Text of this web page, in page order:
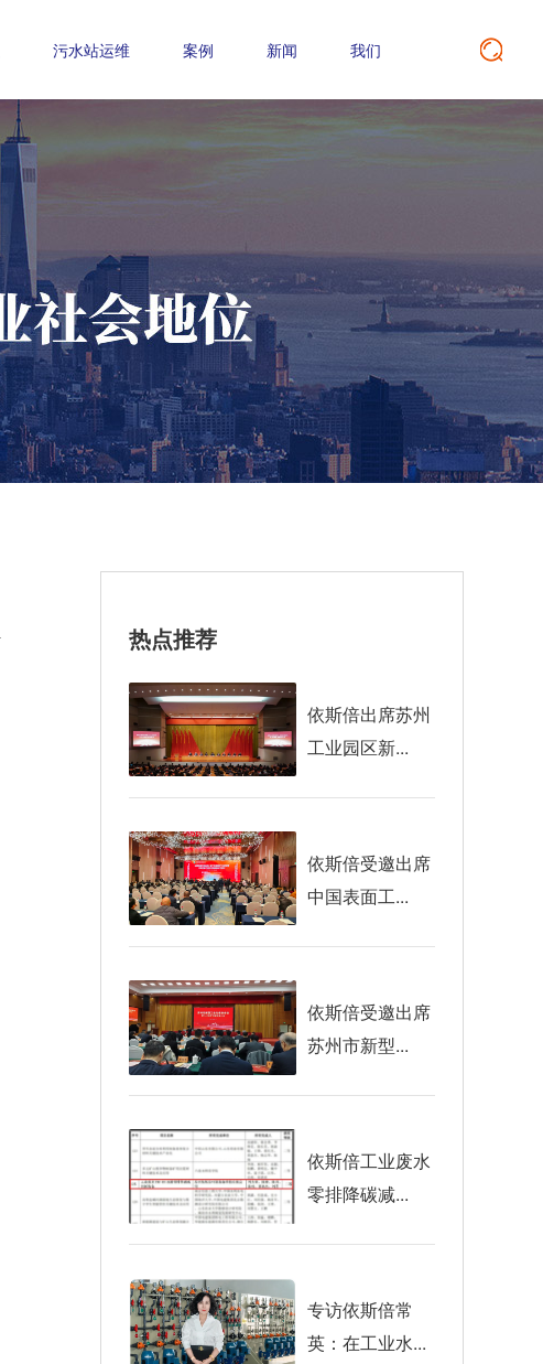
污水站运维 案例 新闻 我们
热点推荐
依斯倍出席苏州
工业园区新...
依斯倍受邀出席
中国表面工...
依斯倍受邀出席
苏州市新型...
依斯倍工业废水
零排降碳减...
专访依斯倍常
英：在工业水...